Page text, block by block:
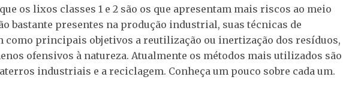
os lixos classes 1 e 2 são os que apresentam mais riscos ao meio
bastante presentes na produção industrial, suas técnicas de
como principais objetivos a reutilização ou inertização dos resíduos,
ofensivos à natureza. Atualmente os métodos mais utilizados são
industriais e a reciclagem. Conheça um pouco sobre cada um.